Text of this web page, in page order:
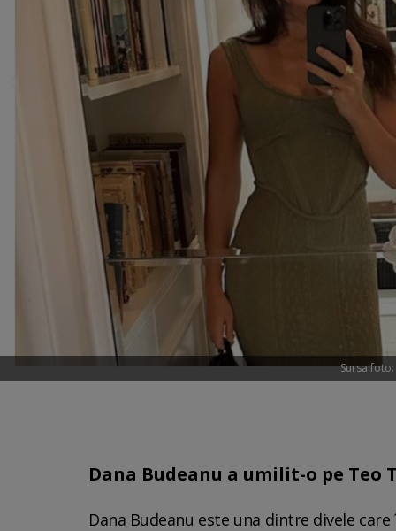
Sursa
Dana Budeanu a umilit-o pe
Dana Budeanu este una dintre divele